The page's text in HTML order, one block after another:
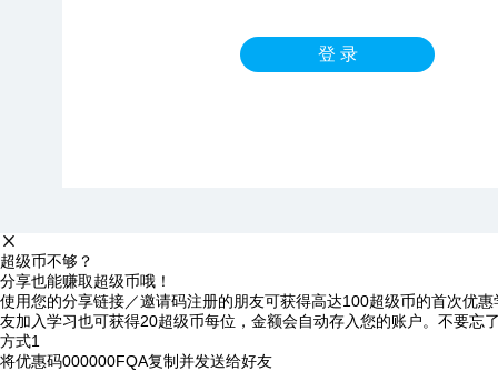
登 录
超级币不够？
分享也能赚取超级币哦！
使用您的分享链接／邀请码注册的朋友可获得高达100超级币的首次优
友加入学习也可获得20超级币每位，金额会自动存入您的账户。不要忘
方式1
将优惠码000000FQA复制并发送给好友